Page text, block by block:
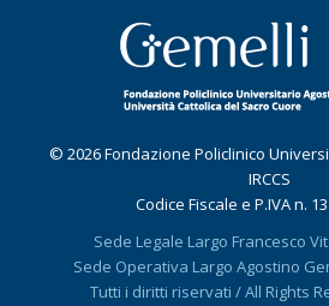
© 2026 Fondazione Policlinico
IRCCS
Codice Fiscale e P.IVA n.
Sede Legale Largo Francesco
Sede Operativa Largo Agostino
Tutti i diritti riservati / All Rights